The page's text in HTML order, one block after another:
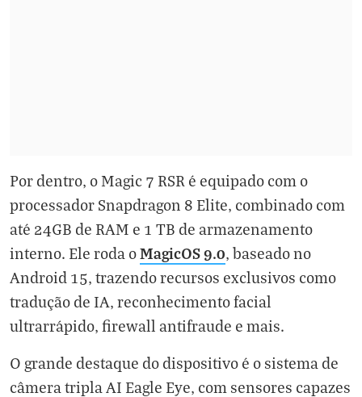
Por dentro, o Magic 7 RSR é equipado com o
processador Snapdragon 8 Elite, combinado com
até 24GB de RAM e 1 TB de armazenamento
interno. Ele roda oMagicOS 9.0, baseado no
Android 15, trazendo recursos exclusivos como
tradução de IA, reconhecimento facial
ultrarrápido, firewall antifraude e mais.
O grande destaque do dispositivo é o sistema de
câmera tripla AI Eagle Eye, com sensores capazes